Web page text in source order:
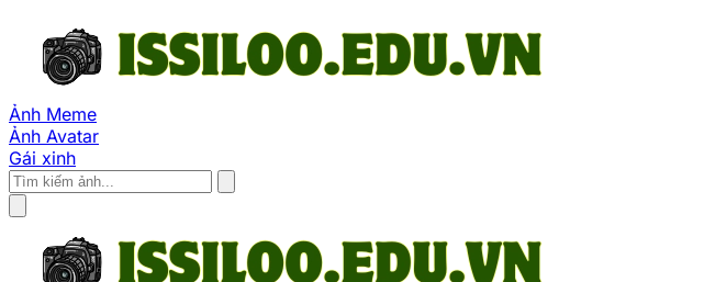
Ảnh Meme
Ảnh Avatar
Gái xinh